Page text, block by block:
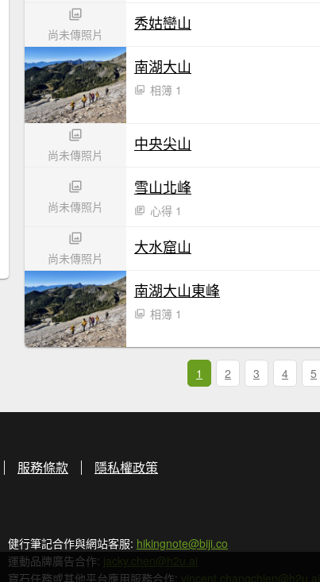
尚未傳照片
秀姑巒山
南湖大山
相簿 1
尚未傳照片
中央尖山
尚未傳照片
雪山北峰
心得 1
尚未傳照片
大水窟山
南湖大山東峰
相簿 1
1 2 3 4 5
服務條款 隱私權政策
健行筆記合作與網站客服: hikingnote@biji.co
運動品牌廣告合作: jacky.chen@h2u.ai
寶石任務或其他平台應用服務合作: vincent.changchien@h2u.ai